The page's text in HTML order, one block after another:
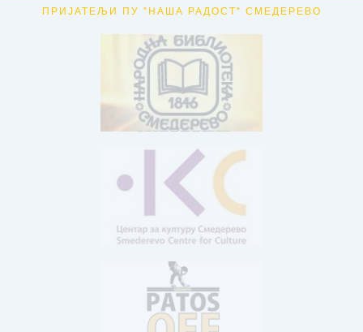
ПРИЈАТЕЉИ ПУ "НАША РАДОСТ" СМЕДЕРЕВО